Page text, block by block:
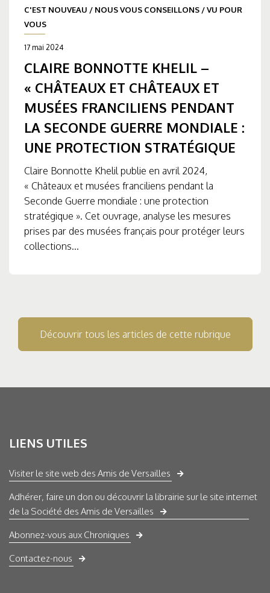
C'EST NOUVEAU / NOUS VOUS CONSEILLONS /VU POUR
VOUS
17 mai 2024
CLAIRE BONNOTTE KHELIL –
« CHÂTEAUX ET CHÂTEAUX ET
MUSÉES FRANCILIENS PENDANT
LA SECONDE GUERRE MONDIALE :
UNE PROTECTION STRATÉGIQUE
Claire Bonnotte Khelil publie en avril 2024,
« Châteaux et musées franciliens pendant la
Seconde Guerre mondiale : une protection
stratégique ». Cet ouvrage, analyse les mesures
prises par des musées français pour protéger leurs
collections...
Découvrir tous les articles de cette rubrique
LIENS UTILES
Visiter le site web des Amis de Versailles
Adhérer, faire un don ou découvrir la librairie sur le site internet
de la Société des Amis de Versailles
Abonnez-vous aux Chroniques
Contactez-nous